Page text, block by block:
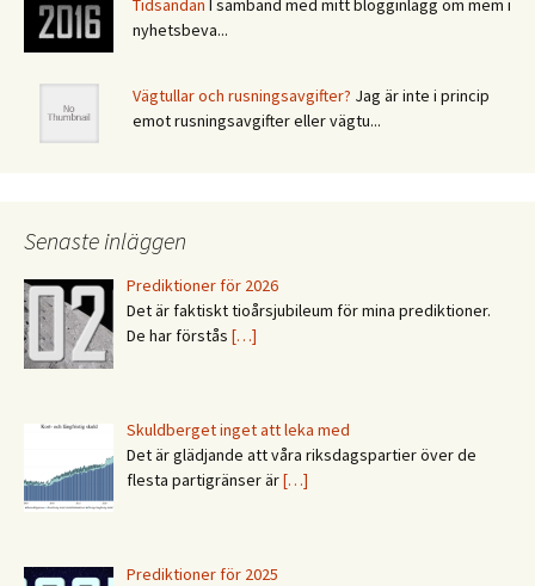
Tidsandan I samband med mitt blogginlägg om mem i
nyhetsbeva...
Vägtullar och rusningsavgifter? Jag är inte i princip
emot rusningsavgifter eller vägtu...
Senaste inläggen
Prediktioner för 2026
Det är faktiskt tioårsjubileum för mina prediktioner.
De har förstås […]
Skuldberget inget att leka med
Det är glädjande att våra riksdagspartier över de
flesta partigränser är[…]
Prediktioner för 2025